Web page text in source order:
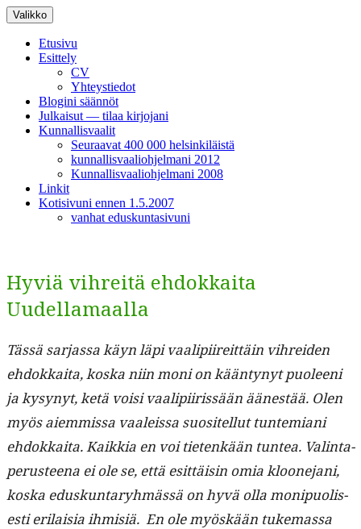
Siirry
sisältöön
Valikko
Etusivu
Esittely
CV
Yhteystiedot
Blogini säännöt
Julkaisut — tilaa kirjojani
Kunnallisvaalit
Seuraavat 400 000 helsinkiläistä
kunnallisvaaliohjelmani 2012
Kunnallisvaaliohjelmani 2008
Linkit
Kotisivuni ennen 1.5.2007
vanhat eduskuntasivuni
Hyviä vihreitä ehdokkaita
Uudellamaalla
Tässä sar­jas­sa käyn läpi vaalipi­ire­it­täin vihrei­den
ehdokkai­ta, kos­ka niin moni on kään­tynyt puoleeni
ja kysynyt, ketä voisi vaalipi­iris­sään äänestää. Olen
myös aiem­mis­sa vaaleis­sa suositel­lut tun­temi­ani
ehdokkai­ta. Kaikkia en voi tietenkään tun­tea. Val­in­ta­
pe­rus­teena ei ole se, että esit­täisin omia kloone­jani,
kos­ka eduskun­taryh­mässä on hyvä olla monipuolis­
es­ti eri­laisia ihmisiä. En ole myöskään tuke­mas­sa